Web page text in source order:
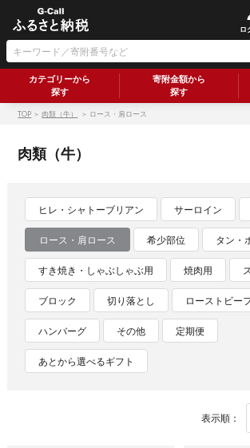
ロ
カテゴリーから
探す
寄附金額から
探す
TOP ＞肉類（牛） ＞ ロース・肩ロース
肉類（牛）
ヒレ・シャトーブリアン サーロイン
ロース・肩ロース 希少部位 タン・
すき焼き・しゃぶしゃぶ用 焼肉用
ブロック 切り落とし ローストビー
ハンバーグ その他 定期便
あとから選べるギフト
表示順：